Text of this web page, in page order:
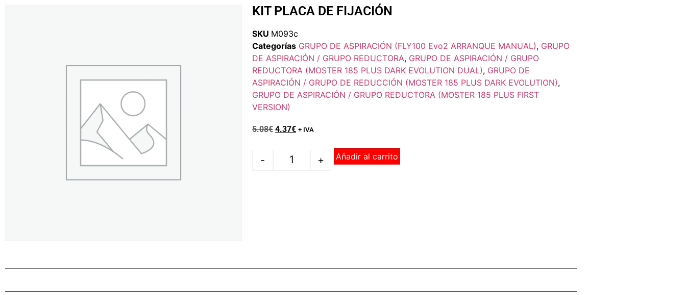
KIT PLACA DE FIJACIÓN
SKU M093c
Categorías GRUPO DE ASPIRACIÓN (FLY100 Evo2 ARRANQUE MANUAL), GRUPO
DE ASPIRACIÓN / GRUPO REDUCTORA, GRUPO DE ASPIRACIÓN / GRUPO
REDUCTORA (MOSTER 185 PLUS DARK EVOLUTION DUAL), GRUPO DE
ASPIRACIÓN / GRUPO DE REDUCCIÓN (MOSTER 185 PLUS DARK EVOLUTION),
GRUPO DE ASPIRACIÓN / GRUPO REDUCTORA (MOSTER 185 PLUS FIRST
VERSION)
5.08€ 4.37€ + IVA
- + Añadir al carrito